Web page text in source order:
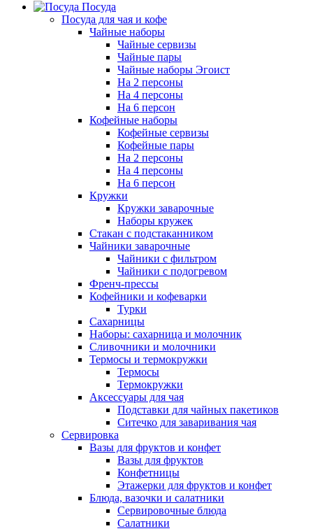
Посуда
Посуда для чая и кофе
Чайные наборы
Чайные сервизы
Чайные пары
Чайные наборы Эгоист
На 2 персоны
На 4 персоны
На 6 персон
Кофейные наборы
Кофейные сервизы
Кофейные пары
На 2 персоны
На 4 персоны
На 6 персон
Кружки
Кружки заварочные
Наборы кружек
Стакан с подстаканником
Чайники заварочные
Чайники с фильтром
Чайники с подогревом
Френч-прессы
Кофейники и кофеварки
Турки
Сахарницы
Наборы: сахарница и молочник
Сливочники и молочники
Термосы и термокружки
Термосы
Термокружки
Аксессуары для чая
Подставки для чайных пакетиков
Ситечко для заваривания чая
Сервировка
Вазы для фруктов и конфет
Вазы для фруктов
Конфетницы
Этажерки для фруктов и конфет
Блюда, вазочки и салатники
Сервировочные блюда
Салатники